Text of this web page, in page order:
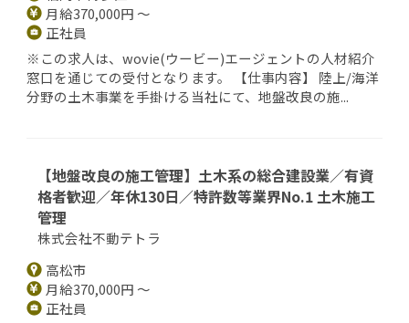
月給370,000円 ～
正社員
※この求人は、wovie(ウービー)エージェントの人材紹介
窓口を通じての受付となります。 【仕事内容】 陸上/海洋
分野の土木事業を手掛ける当社にて、地盤改良の施...
【地盤改良の施工管理】土木系の総合建設業／有資
格者歓迎／年休130日／特許数等業界No.1 土木施工
管理
株式会社不動テトラ
高松市
月給370,000円 ～
正社員